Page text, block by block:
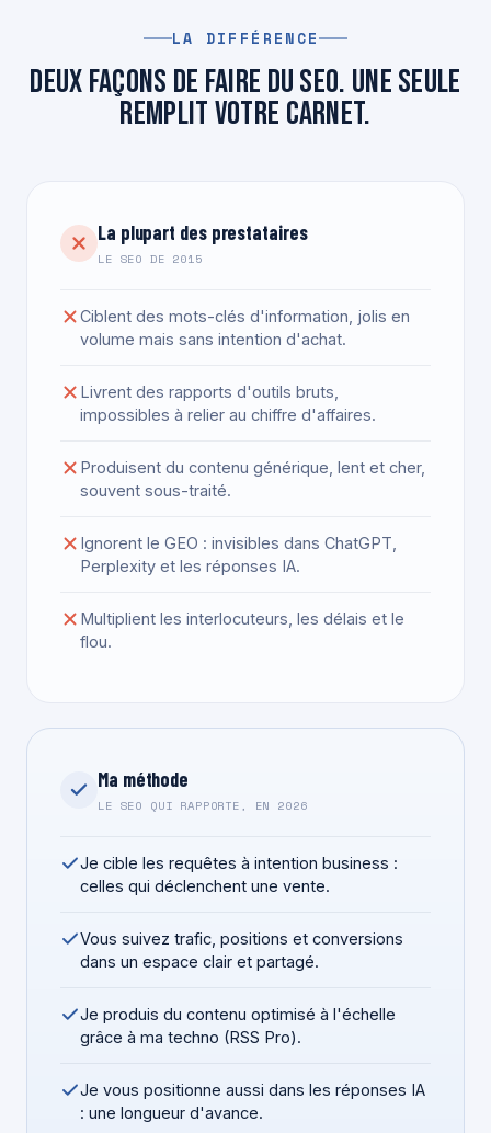
LA DIFFÉRENCE
Deux façons de faire du SEO. Une seule
remplit votre carnet.
La plupart des prestataires
LE SEO DE 2015
Ciblent des mots-clés d'information, jolis en
volume mais sans intention d'achat.
Livrent des rapports d'outils bruts,
impossibles à relier au chiffre d'affaires.
Produisent du contenu générique, lent et cher,
souvent sous-traité.
Ignorent le GEO : invisibles dans ChatGPT,
Perplexity et les réponses IA.
Multiplient les interlocuteurs, les délais et le
flou.
Ma méthode
LE SEO QUI RAPPORTE, EN 2026
Je cible les requêtes à intention business :
celles qui déclenchent une vente.
Vous suivez trafic, positions et conversions
dans un espace clair et partagé.
Je produis du contenu optimisé à l'échelle
grâce à ma techno (RSS Pro).
Je vous positionne aussi dans les réponses IA
: une longueur d'avance.